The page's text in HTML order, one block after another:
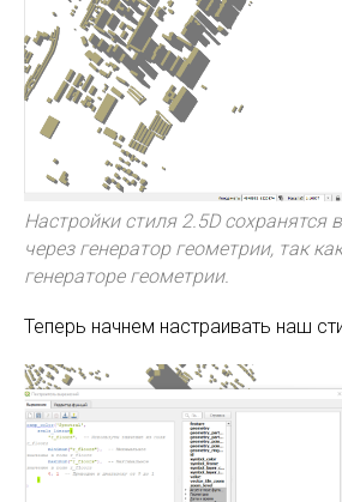
Настройки стиля 2.5D сохранятся
через генератор геометрии, так
генераторе геометрии.
Теперь начнем настраивать наш